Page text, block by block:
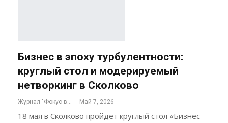
Бизнес в эпоху турбулентности:
круглый стол и модерируемый
нетворкинг в Сколково
Журнал "Фокус внимания" Май 7, 2026
18 мая в Сколково пройдёт круглый стол «Бизнес-